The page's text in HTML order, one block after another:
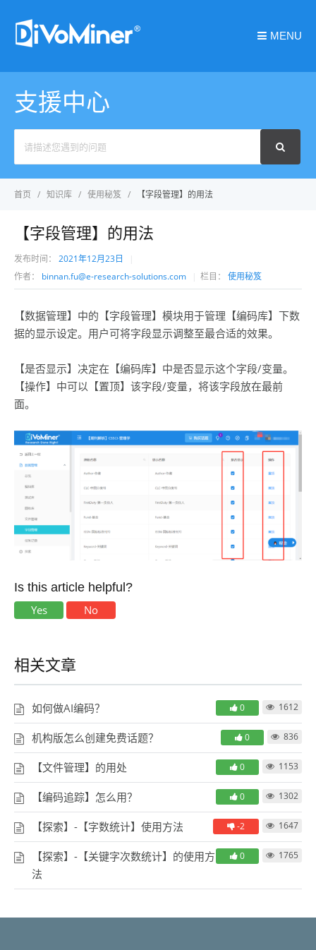
MENU
支援中心
首页 知识库 使用秘笈 【字段管理】的用法
【字段管理】的用法
发布时间：
2021年12月23日
作者：
binnan.fu@e-research-solutions.com 栏目： 使用秘笈
【数据管理】中的【字段管理】模块用于管理【编码库】下数
据的显示设定。用户可将字段显示调整至最合适的效果。
【是否显示】决定在【编码库】中是否显示这个字段/变量。
【操作】中可以【置顶】该字段/变量，将该字段放在最前
面。
Is this article helpful?
Yes
No
相关文章
如何做AI编码？ 0 1612
机构版怎么创建免费话题？ 0 836
【文件管理】的用处 0 1153
【编码追踪】怎么用？ 0 1302
【探索】-【字数统计】使用方法 -2 1647
【探索】-【关键字次数统计】的使用方
法
0 1765